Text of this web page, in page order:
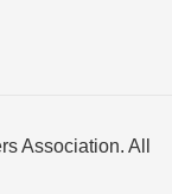
Association. All